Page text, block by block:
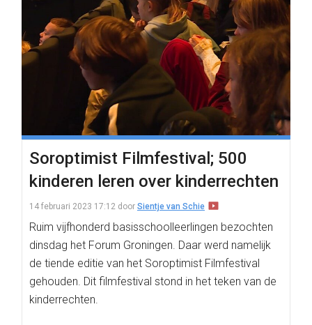
Soroptimist Filmfestival; 500
kinderen leren over kinderrechten
14 februari 2023 17:12 door Sientje van Schie
Ruim vijfhonderd basisschoolleerlingen bezochten
dinsdag het Forum Groningen. Daar werd namelijk
de tiende editie van het Soroptimist Filmfestival
gehouden. Dit filmfestival stond in het teken van de
kinderrechten.